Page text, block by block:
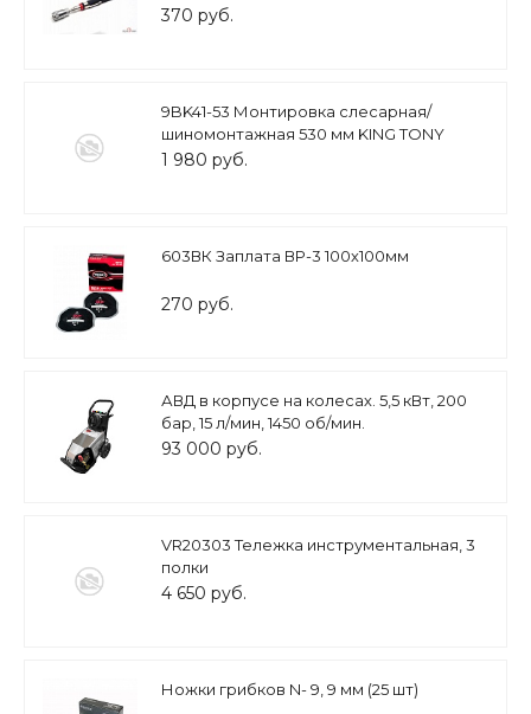
370 руб.
9BK41-53 Монтировка слесарная/
шиномонтажная 530 мм KING TONY
1 980 руб.
603ВК Заплата ВР-3 100х100мм
270 руб.
АВД в корпусе на колесах. 5,5 кВт, 200
бар, 15 л/мин, 1450 об/мин.
93 000 руб.
VR20303 Тележка инструментальная, 3
полки
4 650 руб.
Ножки грибков N- 9, 9 мм (25 шт)